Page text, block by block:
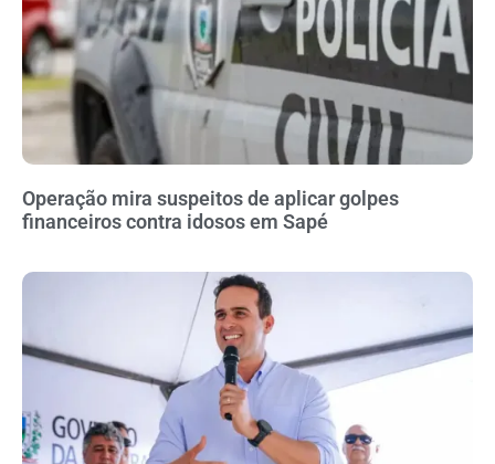
Operação mira suspeitos de aplicar golpes
financeiros contra idosos em Sapé